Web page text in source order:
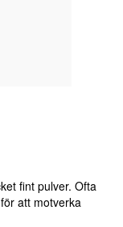
fint pulver. Ofta
att motverka